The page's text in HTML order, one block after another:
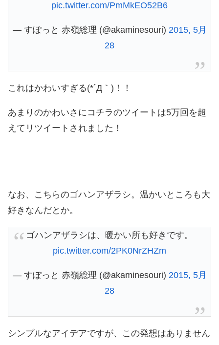
pic.twitter.com/PmMkEO52B6
— すぽっと 赤嶺総理 (@akaminesouri) 2015, 5月
28
これはかわいすぎる(*´Д｀)！！
あまりのかわいさにコチラのツイートは5万回を超
えてリツイートされました！
なお、こちらのゴハンアザラシ。温かいところも大
好きなんだとか。
ゴハンアザラシは、暖かい所も好きです。
pic.twitter.com/2PK0NrZHZm
— すぽっと 赤嶺総理 (@akaminesouri) 2015, 5月
28
シンプルなアイデアですが、この発想はありません